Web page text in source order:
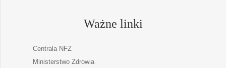
Ważne linki
Centrala NFZ
Ministerstwo Zdrowia